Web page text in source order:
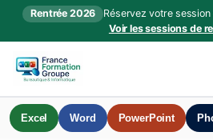
Rentrée 2026
Réservez votre
Voir les sessions de
Excel Word PowerPoint